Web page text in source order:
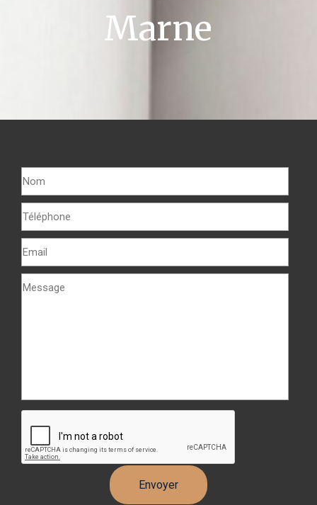
Marne